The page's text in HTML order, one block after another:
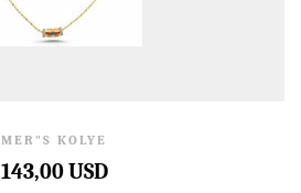
MER"S KOLYE
143,00 USD